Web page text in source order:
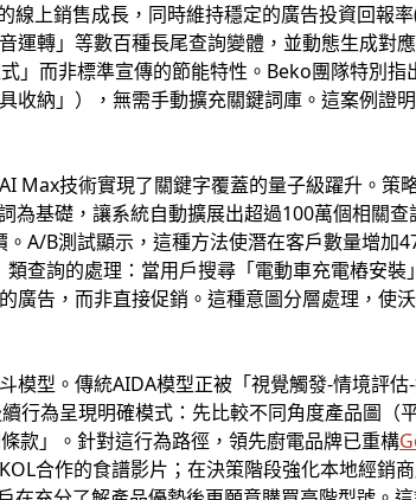
線上銷售成長，同時維持穩定的廣告投資回報
運轉」等數百種長尾查詢變體，並動態生成對
」而非標準宣傳的節能特性。Beko團隊特別
收納」），無需手動擴充關鍵詞庫。這案例證
Max技術實現了關鍵字覆蓋的量子級躍升。策
為基礎，讓系統自動擴展出超過100萬個相關
A/B測試顯示，這種方法使潛在客戶數量增加
查詢的處理：當用戶搜尋「電動車充電樁安
廣告，而非直接促銷。這種意圖分層處理，使
模型。傳統AIDA模型正被「視覺觸發-情境評
行為呈現明確模式：先比較不同角度產品圖（
款」。針對這行為路徑，領先廚電品牌已重構
合作的食譜影片；在決策階段強化本地經銷